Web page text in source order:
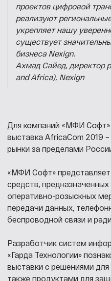
проектов цифровой
реализуют
укрепляет нашу
существует
бизнеса Nexign.
Ахмад Сайед, директор
and Africa), Nexign
Для компаний «МФИ Софт»
выставка AfricaCom 2019
рынки за пределами
«МФИ Софт» представляет
средств,
оперативно-розыскных
передачи данных,
беспроводной связи и
Разработчик систем
«Гарда Технологии»
выставки с решениями для
также продуктами для